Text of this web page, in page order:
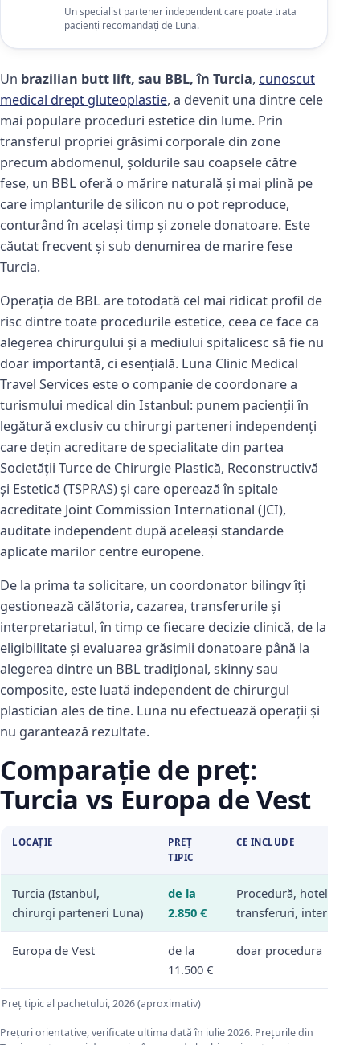
Un specialist partener independent care poate trata
pacienți recomandați de Luna.
Un brazilian butt lift, sau BBL, în Turcia, cunoscut
medical drept gluteoplastie, a devenit una dintre cele
mai populare proceduri estetice din lume. Prin
transferul propriei grăsimi corporale din zone
precum abdomenul, șoldurile sau coapsele către
fese, un BBL oferă o mărire naturală și mai plină pe
care implanturile de silicon nu o pot reproduce,
conturând în același timp și zonele donatoare. Este
căutat frecvent și sub denumirea de marire fese
Turcia.
Operația de BBL are totodată cel mai ridicat profil de
risc dintre toate procedurile estetice, ceea ce face ca
alegerea chirurgului și a mediului spitalicesc să fie nu
doar importantă, ci esențială. Luna Clinic Medical
Travel Services este o companie de coordonare a
turismului medical din Istanbul: punem pacienții în
legătură exclusiv cu chirurgi parteneri independenți
care dețin acreditare de specialitate din partea
Societății Turce de Chirurgie Plastică, Reconstructivă
și Estetică (TSPRAS) și care operează în spitale
acreditate Joint Commission International (JCI),
auditate independent după aceleași standarde
aplicate marilor centre europene.
De la prima ta solicitare, un coordonator bilingv îți
gestionează călătoria, cazarea, transferurile și
interpretariatul, în timp ce fiecare decizie clinică, de la
eligibilitate și evaluarea grăsimii donatoare până la
alegerea dintre un BBL tradițional, skinny sau
composite, este luată independent de chirurgul
plastician ales de tine. Luna nu efectuează operații și
nu garantează rezultate.
Comparație de preț:
Turcia vs Europa de Vest
Preț tipic al pachetului, 2026 (aproximativ)
LOCAȚIE
PREȚ
TIPIC
CE INCLUDE
Turcia (Istanbul,
chirurgi parteneri Luna)
de la
2.850 €
Procedură, hotel,
transferuri, interpret
Europa de Vest
de la
11.500 €
doar procedura
Prețuri orientative, verificate ultima dată în iulie 2026. Prețurile din